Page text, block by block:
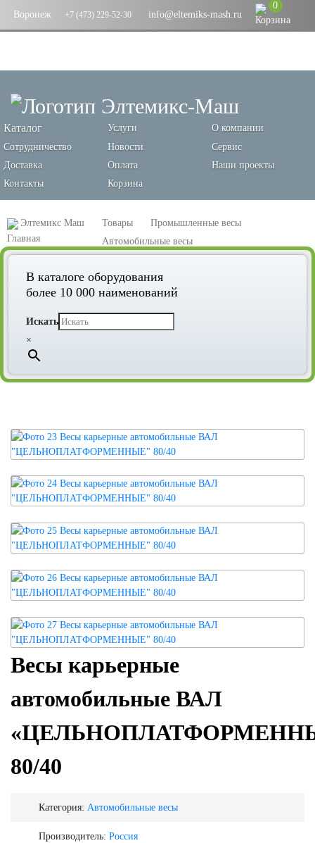
Воронеж +7 (473) 229-52-30 info@eltemiks-mash.ru
0
Каталог Услуги
О компании
Сотрудничество
Новости
Сервис
Доставка
Оплата
Наши проекты
Контакты
Корзина
Элтемикс Маш Товары
Промышленные весы
Автомобильные весы
Весы карьерные автомобильные ВАЛ «ЦЕЛЬНОПЛАТФОРМЕННЫЕ»
80/40В каталоге оборудования
более 10 000 наименований
Искать
×
Весы карьерные
автомобильные ВАЛ
80/40
Категория: Автомобильные весы
Производитель: Россия